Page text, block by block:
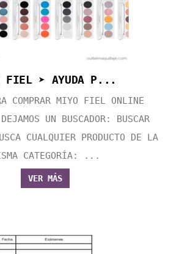
FIEL ➤ AYUDA P...
COMPRAR MIYO FIEL ONLINE
UN BUSCADOR: BUSCAR
CUALQUIER PRODUCTO DE LA
CATEGORÍA: ...
VER MÁS